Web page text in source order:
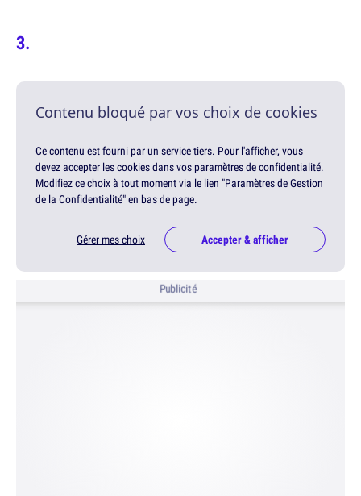
Contenu bloqué par vos choix de cookies
Ce contenu est fourni par un service tiers. Pour l'afficher, vous
devez accepter les cookies dans vos paramètres de confidentialité.
Modifiez ce choix à tout moment via le lien "Paramètres de Gestion
de la Confidentialité" en bas de page.
Gérer mes choix Accepter & afficher
Publicité